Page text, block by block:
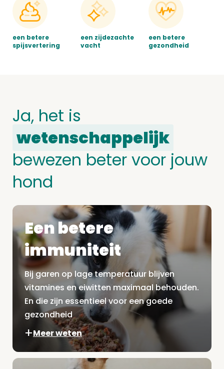
een betere
spijsvertering
een zijdezachte
vacht
een betere
gezondheid
Ja, het is
wetenschappelijk
bewezen beter voor jouw
hond
Een betere
immuniteit
Bij garen op lage temperatuur blijven
vitamines en eiwitten maximaal behouden.
En die zijn essentieel voor een goede
gezondheid
Meer weten